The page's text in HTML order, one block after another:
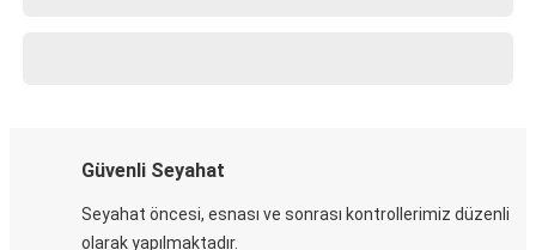
Güvenli Seyahat
Seyahat öncesi, esnası ve sonrası kontrollerimiz düzenli
olarak yapılmaktadır.